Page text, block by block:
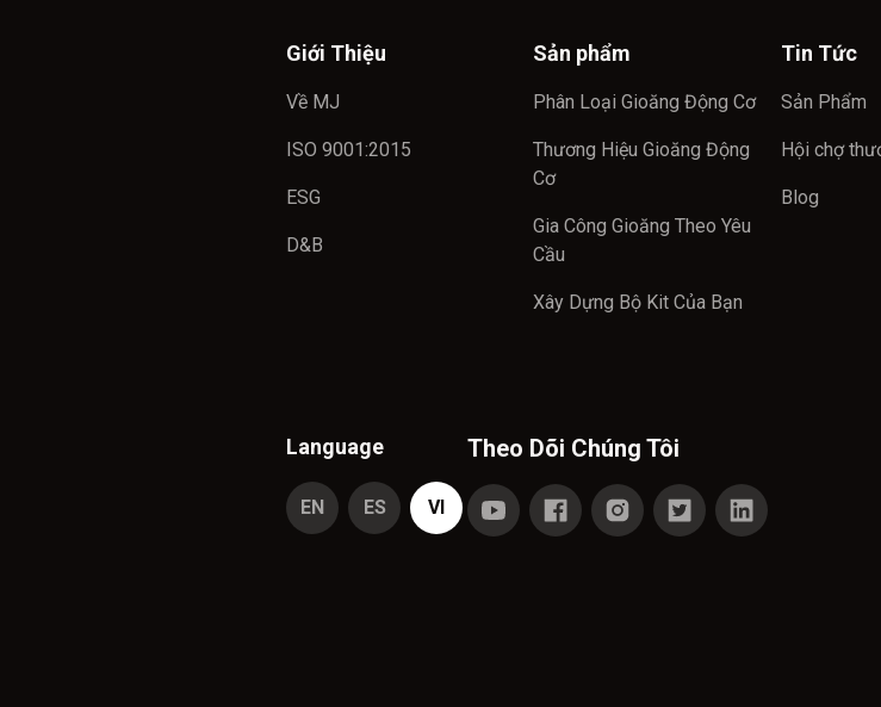
Giới Thiệu
Về MJ
ISO 9001:2015
ESG
D&B
Sản phẩm
Phân Loại Gioăng Động Cơ
Thương Hiệu Gioăng Động
Cơ
Gia Công Gioăng Theo Yêu
Cầu
Xây Dựng Bộ Kit Của Bạn
Tin Tức
Sản Phẩm
Hội chợ
Blog
Language
EN ES VI
Theo Dõi Chúng Tôi